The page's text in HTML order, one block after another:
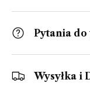
Pytania
Wysyłka i